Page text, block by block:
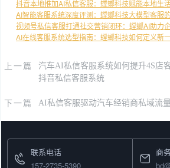
抖音本地推加AI私信客服：螳螂科技赋能本地生
AI智能客服系统深度评测：螳螂科技大模型客服
视频号私信客服打通社交营销闭环：螳螂AI助力
AI在线客服系统选型指南：螳螂科技如何定义新
上一篇
汽车AI私信客服系统如何提升4S店
抖音私信客服系统
下一篇 AI私信客服驱动汽车经销商私域流
联系电话
157-2735-5390
商